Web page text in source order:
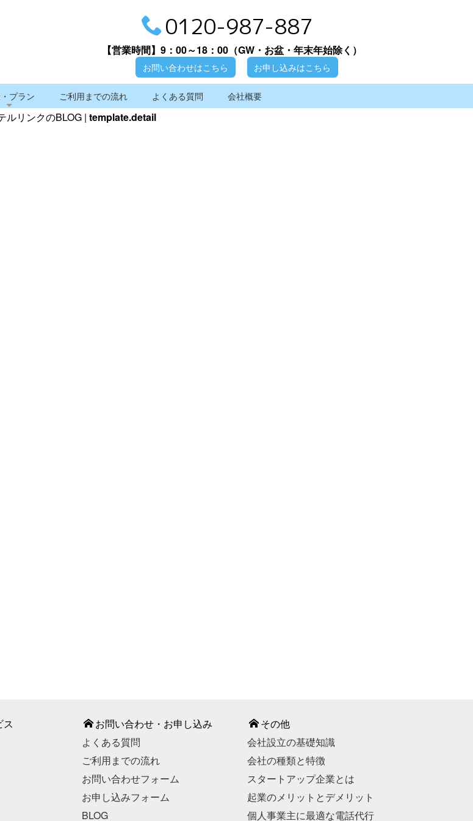
0120-987-887
【営業時間】 9：00～18：00 （GW・お盆・年末年始除く）
お問い合わせはこちら お申し込みはこちら
プラン ご利用までの流れ よくある質問 会社概要
ルリンクのBLOG | template.detail
ス
お問い合わせ・お申し込み
よくある質問
ご利用までの流れ
お問い合わせフォーム
お申し込みフォーム
BLOG
その他
会社設立の基礎知識
会社の種類と特徴
スタートアップ企業とは
起業のメリットとデメリット
個人事業主に最適な電話代行